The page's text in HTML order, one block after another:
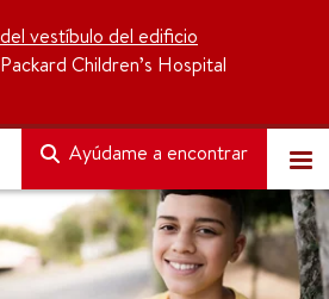
vestíbulo del edificio
Children’s Hospital
Ayúdame a encontrar